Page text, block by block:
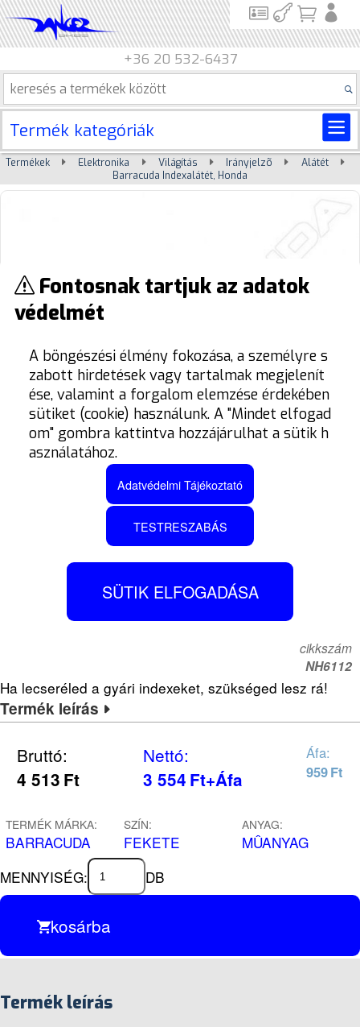
+36 20 532-6437
Termék kategóriák
Termékek Elektronika Világítás Irányjelzõ
Alátét
Barracuda Indexalátét, Honda
BARRACUDA
INDEXALÁTÉT, HONDA
cikkszám
NH6112
Ha lecseréled a gyári indexeket, szükséged lesz rá!
Termék leírás
Bruttó:
4 513 Ft
Nettó:
3 554 Ft+Áfa
Áfa:
959Ft
TERMÉK MÁRKA:
BARRACUDA
SZÍN:
FEKETE
ANYAG:
MÛANYAG
MENNYISÉG:
DB
kosárba
Termék leírás
Fontosnak tartjuk az adatok
védelmét
A böngészési élmény fokozása, a személyre s
zabott hirdetések vagy tartalmak megjelenít
ése, valamint a forgalom elemzése érdekében
sütiket (cookie) használunk. A "Mindet elfogad
om" gombra kattintva hozzájárulhat a sütik h
asználatához.
Adatvédelmi Tájékoztató
TESTRESZABÁS
SÜTIK ELFOGADÁSA